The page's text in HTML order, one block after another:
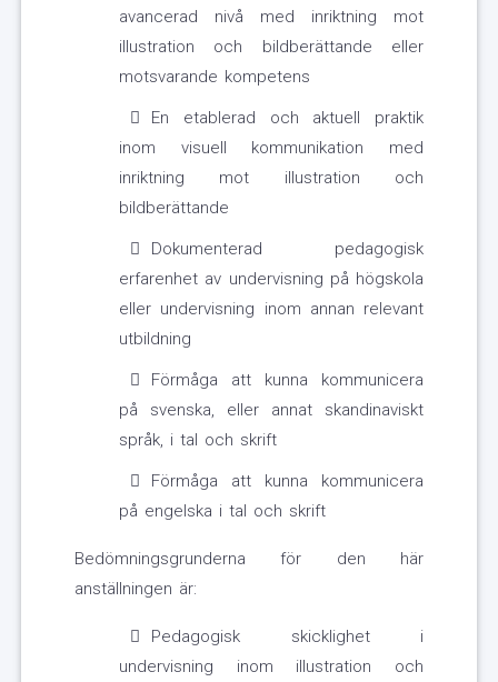
avancerad nivå med inriktning mot
illustration och bildberättande eller
motsvarande kompetens
En etablerad och aktuell praktik
inom visuell kommunikation med
inriktning mot illustration och
bildberättande
Dokumenterad pedagogisk
erfarenhet av undervisning på högskola
eller undervisning inom annan relevant
utbildning
Förmåga att kunna kommunicera
på svenska, eller annat skandinaviskt
språk, i tal och skrift
Förmåga att kunna kommunicera
på engelska i tal och skrift
Bedömningsgrunderna för den här
anställningen är:
Pedagogisk skicklighet i
undervisning inom illustration och